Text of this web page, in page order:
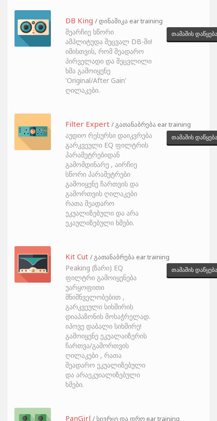
DB King / დინამიკა ear training
შეარჩიე სწორი
ამპლიტუდა შეცვალ DB-ში!
იმისთვის, რომ შეადარო
პირველადი და შეცვლილი
ხმა გამოიყენე
'Original/After Gain'
ღილაკები.
თამაშის დაწყება
Filter Expert / გათანაბრება ear training
აუდიო რესურსი დაიკვრება
გარკვეული EQ ფილტრის
პარამეტრებიდან
გამომდინარე , აირჩიე
სწორი პარამეტრები
გამოიყენე ჩართვის და
გამორთვის ღილაკები
რათა შეადარო
ეკუალიზებული და არა
ეკაულიზებული ხმები.
თამაშის დაწყება
Kit Cut / გათანაბრება ear training
Peaking (ზარი) EQ
ფილტრი გამოიყენება
უარყოფითი
მნიშნველობებით ,
გარკვეული სიხშირის
დიაპაზონის მოსაჭრელად.
იპოვე დაბალი სიხშირე!
გამოიყენე ეკუალაიზერის
ჩართვა/გამორთვის
ღილაკები , რათა
შეადარო ეკუალიზებული
და არაეკუიალიზებული
ხმები.
თამაშის დაწყება
PanGirl / სივრცე და დრო ear training